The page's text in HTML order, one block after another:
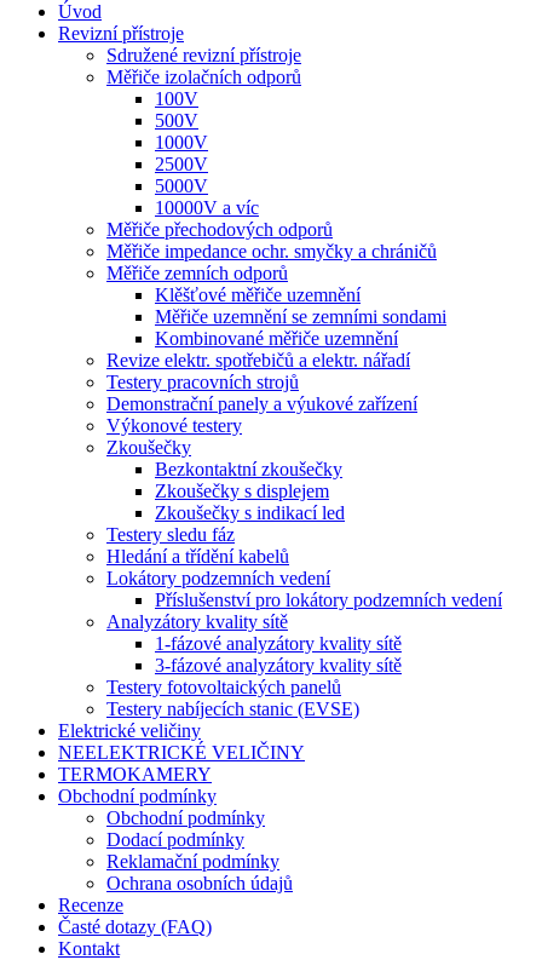
Úvod
Revizní přístroje
Sdružené revizní přístroje
Měřiče izolačních odporů
100V
500V
1000V
2500V
5000V
10000V a víc
Měřiče přechodových odporů
Měřiče impedance ochr. smyčky a chráničů
Měřiče zemních odporů
Klěšťové měřiče uzemnění
Měřiče uzemnění se zemními sondami
Kombinované měřiče uzemnění
Revize elektr. spotřebičů a elektr. nářadí
Testery pracovních strojů
Demonstrační panely a výukové zařízení
Výkonové testery
Zkoušečky
Bezkontaktní zkoušečky
Zkoušečky s displejem
Zkoušečky s indikací led
Testery sledu fáz
Hledání a třídění kabelů
Lokátory podzemních vedení
Příslušenství pro lokátory podzemních vedení
Analyzátory kvality sítě
1-fázové analyzátory kvality sítě
3-fázové analyzátory kvality sítě
Testery fotovoltaických panelů
Testery nabíjecích stanic (EVSE)
Elektrické veličiny
NEELEKTRICKÉ VELIČINY
TERMOKAMERY
Obchodní podmínky
Obchodní podmínky
Dodací podmínky
Reklamační podmínky
Ochrana osobních údajů
Recenze
Časté dotazy (FAQ)
Kontakt